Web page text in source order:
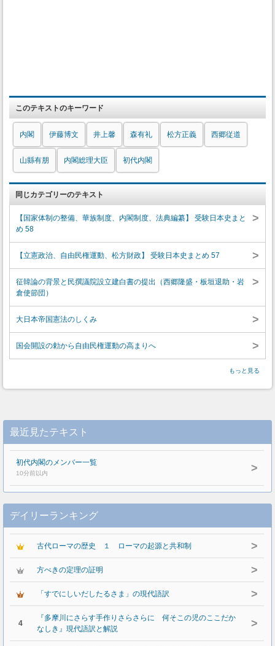
このテキストのキーワード
内閣 伊藤博文 井上馨 森有礼 松方正義 西郷従道
山縣有朋 内閣総理大臣 初代内閣
同じカテゴリーのテキスト
【国家体制の整備、華族制度、内閣制度、法典編纂】 受験日本史まと
め 58
>
【立憲政治、自由民権運動、松方財政】 受験日本史まとめ 57 >
征韓論の背景と民撰議院設立建白書の提出（西郷隆盛・板垣退助・岩
倉使節団）
>
大日本帝国憲法のしくみ >
国会開設の勅から自由民権運動の高まりへ >
もっと見る
最近見たテキスト
初代内閣のメンバー一覧
10分前以内 >
デイリーランキング
古代ローマの歴史 １ ローマの起源と共和制 >
方べきの定理の証明 >
「すでにしいだしたるさま」の現代語訳 >
4
『多摩川にさらす手作りさらさらに 何そこの児のここだか
なしき』現代語訳と解説
>